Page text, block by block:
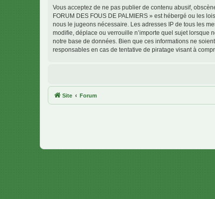
Vous acceptez de ne pas publier de contenu abusif,
FORUM DES FOUS DE PALMIERS » est hébergé ou les
nous le jugeons nécessaire. Les adresses IP de tous les
modifie, déplace ou verrouille n’importe quel sujet lorsque
notre base de données. Bien que ces informations ne
responsables en cas de tentative de piratage visant à
Site Forum